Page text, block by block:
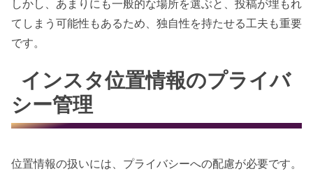
しかし、あまりにも一般的な場所を選ぶと、投稿が埋もれ
てしまう可能性もあるため、独自性を持たせる工夫も重要
です。
インスタ位置情報のプライバ
シー管理
位置情報の扱いには、プライバシーへの配慮が必要です。